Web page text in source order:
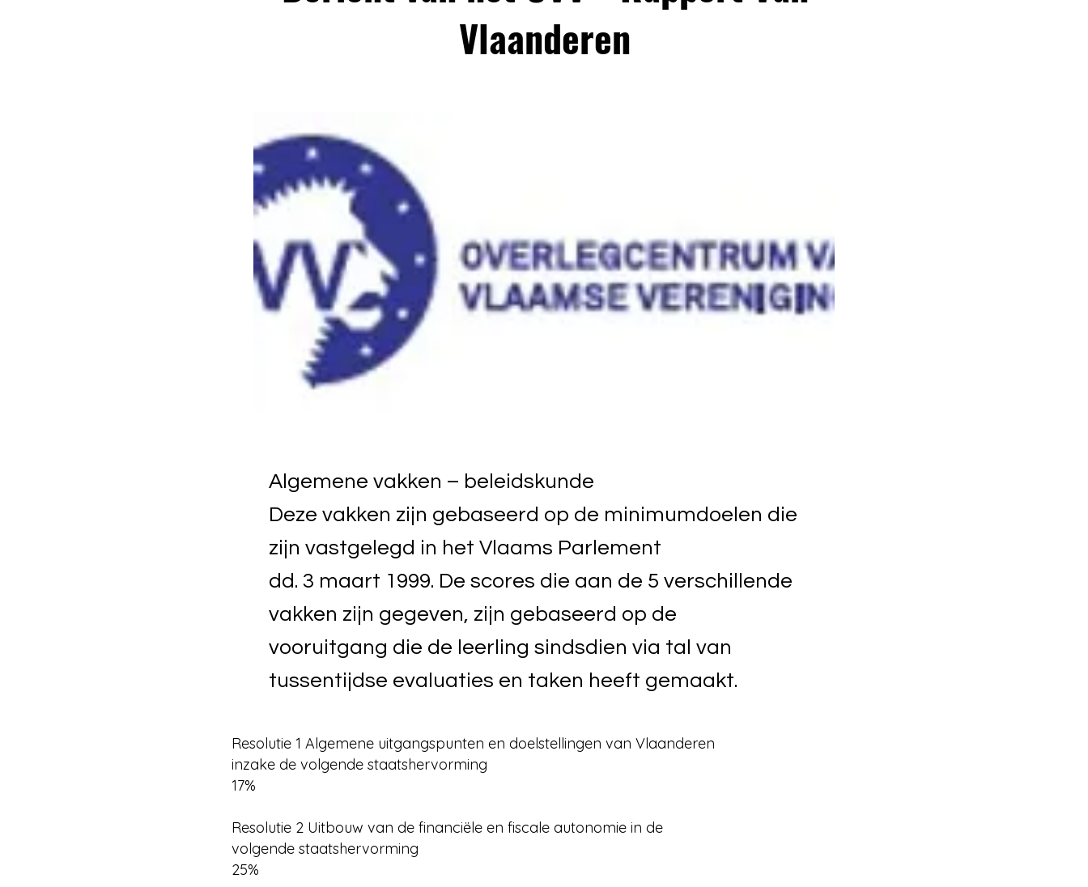
Vlaanderen
Algemene vakken – beleidskunde
Deze vakken zijn gebaseerd op de minimumdoelen die
zijn vastgelegd in het Vlaams Parlement
dd. 3 maart 1999. De scores die aan de 5 verschillende
vakken zijn gegeven, zijn gebaseerd op de
vooruitgang die de leerling sindsdien via tal van
tussentijdse evaluaties en taken heeft gemaakt.
Resolutie 1 Algemene uitgangspunten en doelstellingen van Vlaanderen
inzake de volgende staatshervorming
17%
Resolutie 2 Uitbouw van de financiële en fiscale autonomie in de
volgende staatshervorming
25%